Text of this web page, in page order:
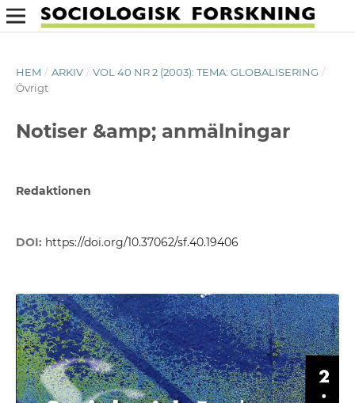
HEM / ARKIV / VOL 40 NR 2 (2003): TEMA: GLOBALISERING /
Övrigt
Notiser &amp; anmälningar
Redaktionen
DOI: https://doi.org/10.37062/sf.40.19406